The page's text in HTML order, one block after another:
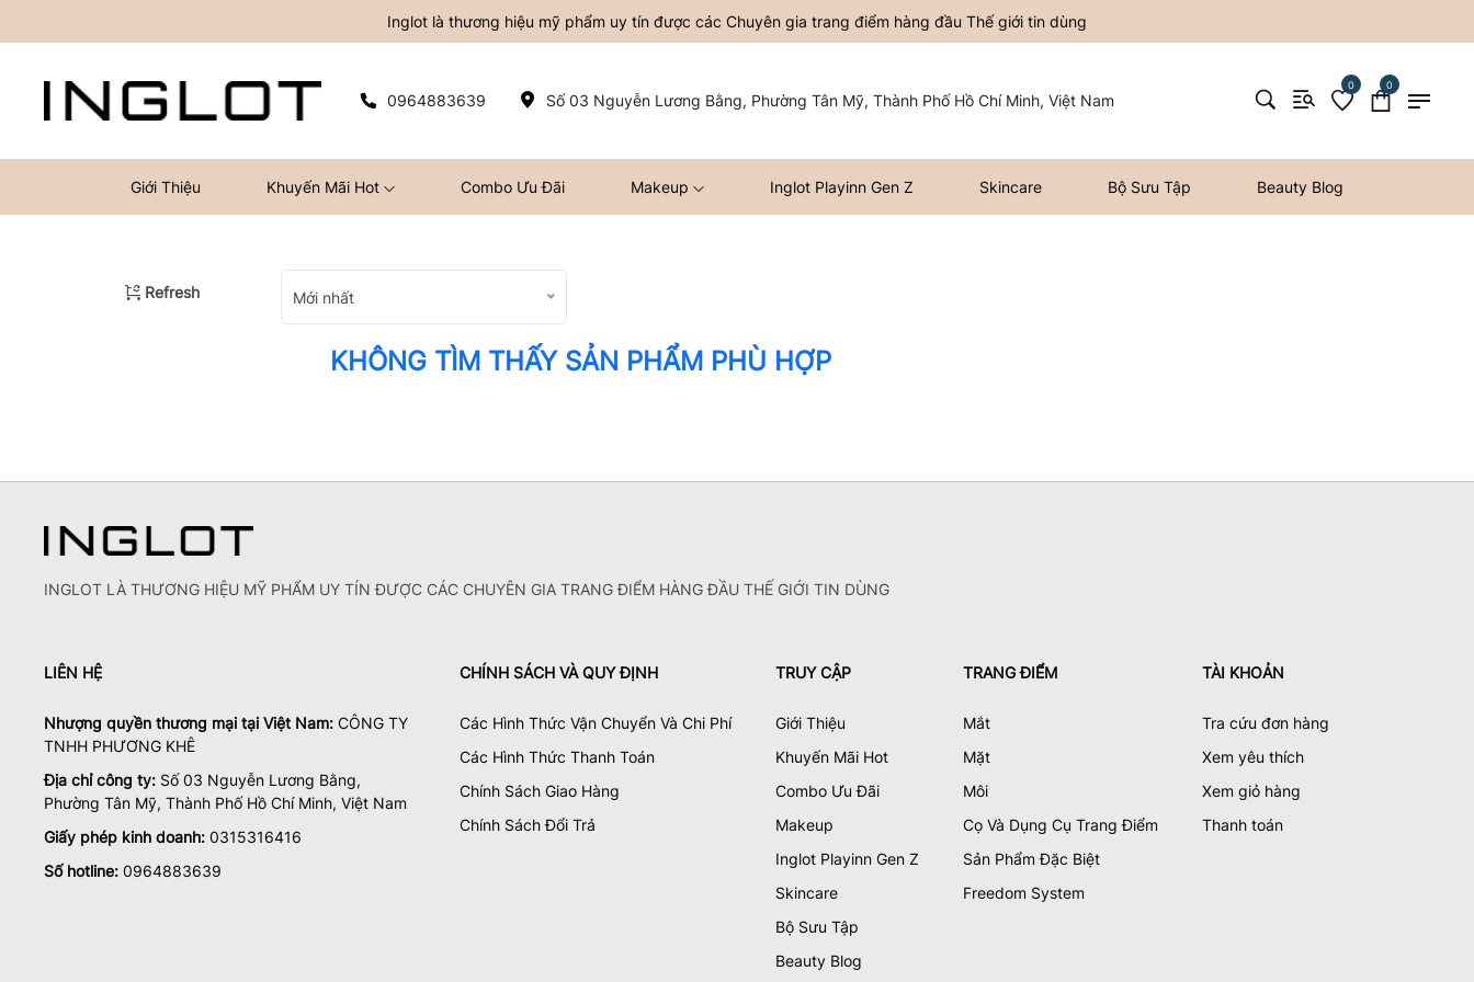
Inglot là thương hiệu mỹ phẩm uy tín được các Chuyên gia trang điểm hàng đầu Thế giới tin dùng
0964883639 Số 03 Nguyễn Lương Bằng, Phường Tân Mỹ, Thành Phố Hồ Chí Minh, Việt Nam
0 0
Giới Thiệu Khuyến Mãi Hot Combo Ưu Đãi Makeup Inglot Playinn Gen Z Skincare Bộ Sưu Tập Beauty Blog
Refresh Mới nhất
KHÔNG TÌM THẤY SẢN PHẨM PHÙ HỢP
INGLOT LÀ THƯƠNG HIỆU MỸ PHẨM UY TÍN ĐƯỢC CÁC CHUYÊN GIA TRANG ĐIỂM HÀNG ĐẦU THẾ GIỚI TIN DÙNG
LIÊN HỆ
Nhượng quyền thương mại tại Việt Nam: CÔNG TY
TNHH PHƯƠNG KHÊ
Địa chỉ công ty: Số 03 Nguyễn Lương Bằng,
Phường Tân Mỹ, Thành Phố Hồ Chí Minh, Việt Nam
Giấy phép kinh doanh: 0315316416
Số hotline: 0964883639
CHÍNH SÁCH VÀ QUY ĐỊNH
Các Hình Thức Vận Chuyển Và Chi Phí
Các Hình Thức Thanh Toán
Chính Sách Giao Hàng
Chính Sách Đổi Trả
TRUY CẬP
Giới Thiệu
Khuyến Mãi Hot
Combo Ưu Đãi
Makeup
Inglot Playinn Gen Z
Skincare
Bộ Sưu Tập
Beauty Blog
TRANG ĐIỂM
Mắt
Mặt
Môi
Cọ Và Dụng Cụ Trang Điểm
Sản Phẩm Đặc Biệt
Freedom System
TÀI KHOẢN
Tra cứu đơn hàng
Xem yêu thích
Xem giỏ hàng
Thanh toán